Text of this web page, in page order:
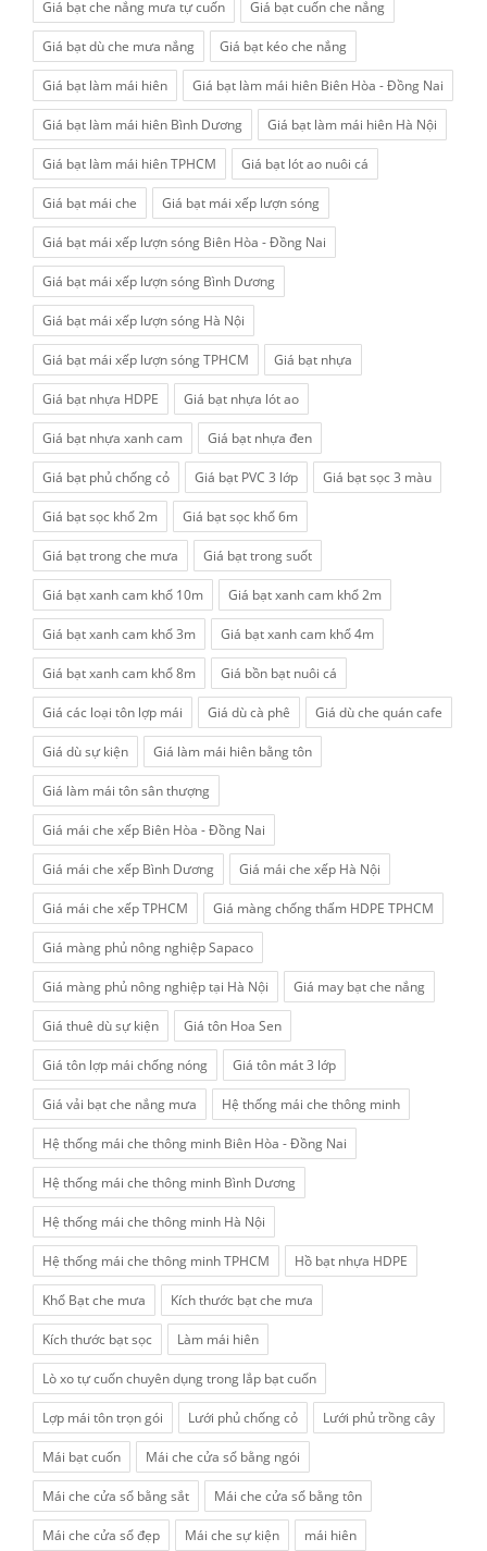
Giá bạt che nắng mưa tự cuốn Giá bạt cuốn che nắng
Giá bạt dù che mưa nắng Giá bạt kéo che nắng
Giá bạt làm mái hiên Giá bạt làm mái hiên Biên Hòa - Đồng Nai
Giá bạt làm mái hiên Bình Dương Giá bạt làm mái hiên Hà Nội
Giá bạt làm mái hiên TPHCM Giá bạt lót ao nuôi cá
Giá bạt mái che Giá bạt mái xếp lượn sóng
Giá bạt mái xếp lượn sóng Biên Hòa - Đồng Nai
Giá bạt mái xếp lượn sóng Bình Dương
Giá bạt mái xếp lượn sóng Hà Nội
Giá bạt mái xếp lượn sóng TPHCM Giá bạt nhựa
Giá bạt nhựa HDPE Giá bạt nhựa lót ao
Giá bạt nhựa xanh cam Giá bạt nhựa đen
Giá bạt phủ chống cỏ Giá bạt PVC 3 lớp Giá bạt sọc 3 màu
Giá bạt sọc khổ 2m Giá bạt sọc khổ 6m
Giá bạt trong che mưa Giá bạt trong suốt
Giá bạt xanh cam khổ 10m Giá bạt xanh cam khổ 2m
Giá bạt xanh cam khổ 3m Giá bạt xanh cam khổ 4m
Giá bạt xanh cam khổ 8m Giá bồn bạt nuôi cá
Giá các loại tôn lợp mái Giá dù cà phê Giá dù che quán cafe
Giá dù sự kiện Giá làm mái hiên bằng tôn
Giá làm mái tôn sân thượng
Giá mái che xếp Biên Hòa - Đồng Nai
Giá mái che xếp Bình Dương Giá mái che xếp Hà Nội
Giá mái che xếp TPHCM Giá màng chống thấm HDPE TPHCM
Giá màng phủ nông nghiệp Sapaco
Giá màng phủ nông nghiệp tại Hà Nội Giá may bạt che nắng
Giá thuê dù sự kiện Giá tôn Hoa Sen
Giá tôn lợp mái chống nóng Giá tôn mát 3 lớp
Giá vải bạt che nắng mưa Hệ thống mái che thông minh
Hệ thống mái che thông minh Biên Hòa - Đồng Nai
Hệ thống mái che thông minh Bình Dương
Hệ thống mái che thông minh Hà Nội
Hệ thống mái che thông minh TPHCM Hồ bạt nhựa HDPE
Khổ Bạt che mưa Kích thước bạt che mưa
Kích thước bạt sọc Làm mái hiên
Lò xo tự cuốn chuyên dụng trong lắp bạt cuốn
Lợp mái tôn trọn gói Lưới phủ chống cỏ Lưới phủ trồng cây
Mái bạt cuốn Mái che cửa sổ bằng ngói
Mái che cửa sổ bằng sắt Mái che cửa sổ bằng tôn
Mái che cửa sổ đẹp Mái che sự kiện mái hiên